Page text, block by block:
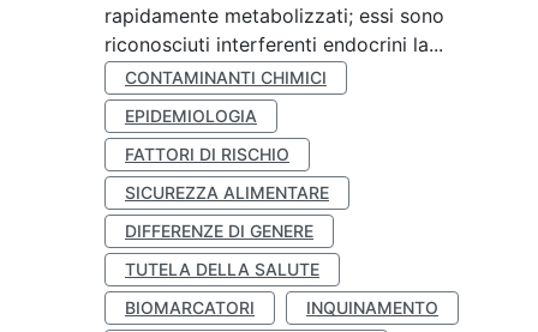
rapidamente metabolizzati; essi sono
riconosciuti interferenti endocrini la...
CONTAMINANTI CHIMICI
EPIDEMIOLOGIA
FATTORI DI RISCHIO
SICUREZZA ALIMENTARE
DIFFERENZE DI GENERE
TUTELA DELLA SALUTE
BIOMARCATORI
INQUINAMENTO